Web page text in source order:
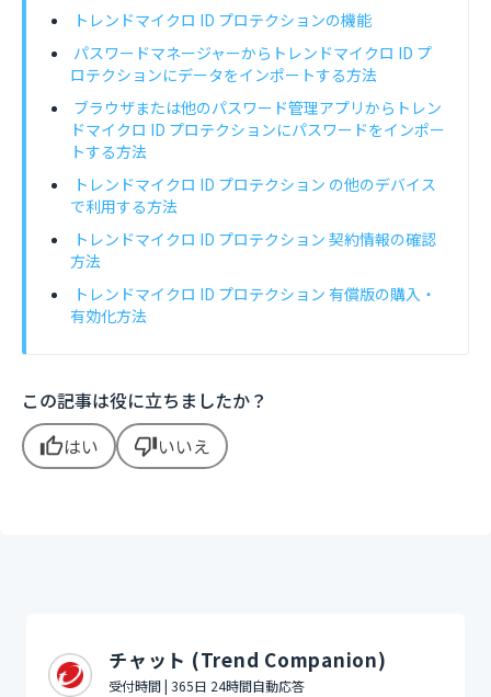
トレンドマイクロ ID プロテクションの機能
パスワードマネージャーからトレンドマイクロ ID プ
ロテクションにデータをインポートする方法
ブラウザまたは他のパスワード管理アプリからトレン
ドマイクロ ID プロテクションにパスワードをインポー
トする方法
トレンドマイクロ ID プロテクション の他のデバイス
で利用する方法
トレンドマイクロ ID プロテクション 契約情報の確認
方法
トレンドマイクロ ID プロテクション 有償版の購入・
有効化方法
この記事は役に立ちましたか？
thumb_upはい thumb_downいいえ
チャット (Trend Companion)
受付時間 | 365日 24時間自動応答